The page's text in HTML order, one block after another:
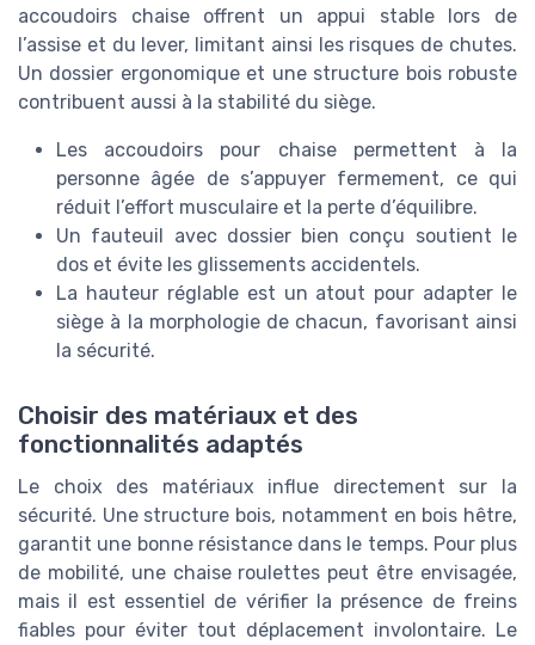
accoudoirs chaise offrent un appui stable lors de
l’assise et du lever, limitant ainsi les risques de chutes.
Un dossier ergonomique et une structure bois robuste
contribuent aussi à la stabilité du siège.
Les accoudoirs pour chaise permettent à la
personne âgée de s’appuyer fermement, ce qui
réduit l’effort musculaire et la perte d’équilibre.
Un fauteuil avec dossier bien conçu soutient le
dos et évite les glissements accidentels.
La hauteur réglable est un atout pour adapter le
siège à la morphologie de chacun, favorisant ainsi
la sécurité.
Choisir des matériaux et des
fonctionnalités adaptés
Le choix des matériaux influe directement sur la
sécurité. Une structure bois, notamment en bois hêtre,
garantit une bonne résistance dans le temps. Pour plus
de mobilité, une chaise roulettes peut être envisagée,
mais il est essentiel de vérifier la présence de freins
fiables pour éviter tout déplacement involontaire. Le